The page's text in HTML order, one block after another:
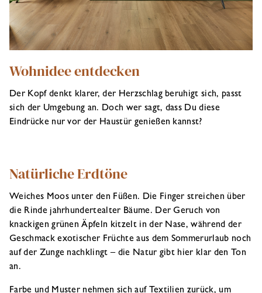
Wohnidee entdecken
Der Kopf denkt klarer, der Herzschlag beruhigt sich, passt
sich der Umgebung an. Doch wer sagt, dass Du diese
Eindrücke nur vor der Haustür genießen kannst?
Natürliche Erdtöne
Weiches Moos unter den Füßen. Die Finger streichen über
die Rinde jahrhundertealter Bäume. Der Geruch von
knackigen grünen Äpfeln kitzelt in der Nase, während der
Geschmack exotischer Früchte aus dem Sommerurlaub noch
auf der Zunge nachklingt – die Natur gibt hier klar den Ton
an.
Farbe und Muster nehmen sich auf Textilien zurück, um